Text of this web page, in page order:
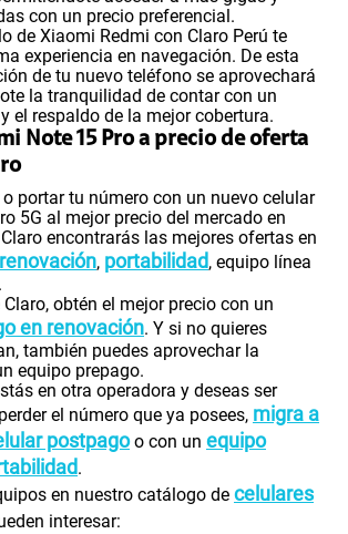
con un precio preferencial.
de Xiaomi Redmi con Claro Perú te
experiencia en navegación. De esta
de tu nuevo teléfono se aprovechará
la tranquilidad de contar con un
el respaldo de la mejor cobertura.
Note 15 Pro a precio de oferta
portar tu número con un nuevo celular
5G al mejor precio del mercado en
encontrarás las mejores ofertas en
renovación, portabilidad, equipo línea
obtén el mejor precio con un
en renovación. Y si no quieres
también puedes aprovechar la
equipo prepago.
en otra operadora y deseas ser
el número que ya posees, migra a
postpagoo con un equipo
.
en nuestro catálogo de celulares
interesar: